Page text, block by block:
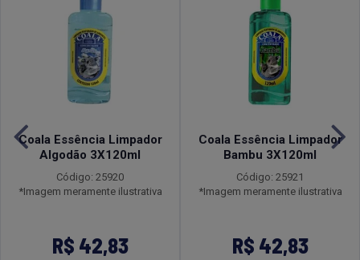
Coala Essência Limpador
Algodão 3X120ml
Código: 25920
*Imagem meramente ilustrativa
R$ 42,83
Coala Essência Limpador
Bambu 3X120ml
Código: 25921
*Imagem meramente ilustrativa
R$ 42,83